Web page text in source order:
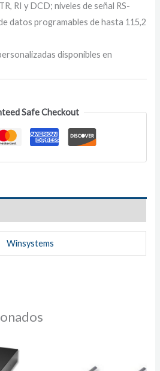
RI y DCD; niveles de señal RS-
datos programables de hasta 115,2
disponibles en
Safe Checkout
Winsystems